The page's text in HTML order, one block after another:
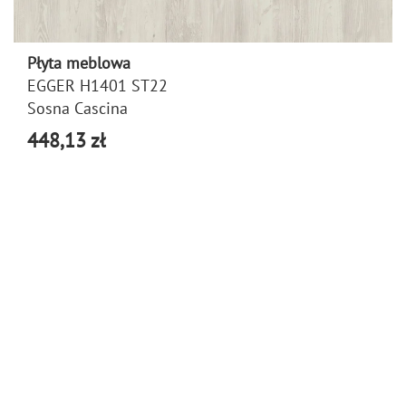
Płyta meblowa
EGGER H1401 ST22
Sosna Cascina
448,13 zł